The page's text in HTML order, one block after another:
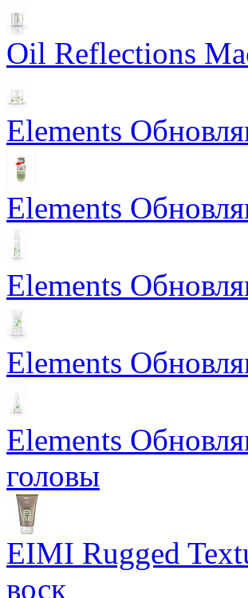
Oil Reflections
Elements
Elements
Elements
Elements
Elements
головы
EIMI Rugged
воск